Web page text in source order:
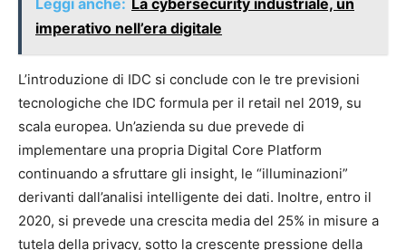
Leggi anche: La cybersecurity industriale, un
imperativo nell’era digitale
L’introduzione di IDC si conclude con le tre previsioni
tecnologiche che IDC formula per il retail nel 2019, su
scala europea. Un’azienda su due prevede di
implementare una propria Digital Core Platform
continuando a sfruttare gli insight, le “illuminazioni”
derivanti dall’analisi intelligente dei dati. Inoltre, entro il
2020, si prevede una crescita media del 25% in misure a
tutela della privacy, sotto la crescente pressione della